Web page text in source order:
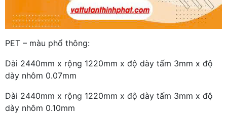
PET – màu phổ thông:
Dài 2440mm x rộng 1220mm x độ dày tấm 3mm x độ
dày nhôm 0.07mm
Dài 2440mm x rộng 1220mm x độ dày tấm 3mm x độ
dày nhôm 0.10mm